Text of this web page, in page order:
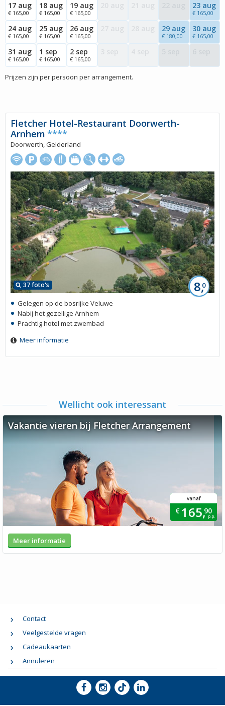
17 aug
€ 165,00
18 aug
€ 165,00
19 aug
€ 165,00
23 aug
€ 165,00
24 aug
€ 165,00
25 aug
€ 165,00
26 aug
€ 165,00
29 aug
€ 180,00
30 aug
€ 165,00
31 aug
€ 165,00
1 sep
€ 165,00
2 sep
€ 165,00
Prijzen zijn per persoon per arrangement.
37 foto's 8,0
Fletcher Hotel-Restaurant Doorwerth-
Arnhem ****
Doorwerth, Gelderland
Gelegen op de bosrijke Veluwe
Nabij het gezellige Arnhem
Prachtig hotel met zwembad
Meer informatie
Wellicht ook interessant
Vakantie vieren bij Fletcher Arrangement
vanaf
€ 165,90
p.p.
Meer informatie
Contact
Veelgestelde vragen
Cadeaukaarten
Annuleren